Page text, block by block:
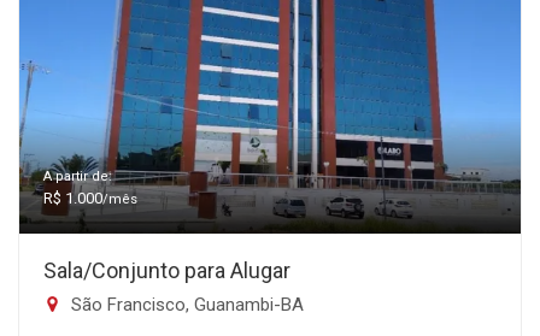
A partir de:
R$ 1.000/mês
Sala/Conjunto para Alugar
São Francisco, Guanambi-BA